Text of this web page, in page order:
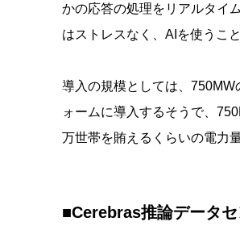
かの応答の処理をリアルタイ
はストレスなく、AIを使うこ
導入の規模としては、
ォームに導入するそうで、
万世帯を賄えるくらいの電力
■Cerebras推論データ